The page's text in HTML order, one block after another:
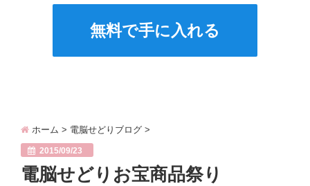
無料で手に入れる
ホーム > 電脳せどりブログ >
2015/09/23
電脳せどりお宝商品祭り